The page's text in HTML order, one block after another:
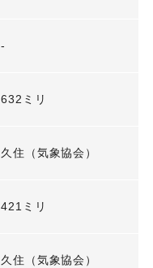
-
632ミリ
久住（気象協会）
421ミリ
久住（気象協会）